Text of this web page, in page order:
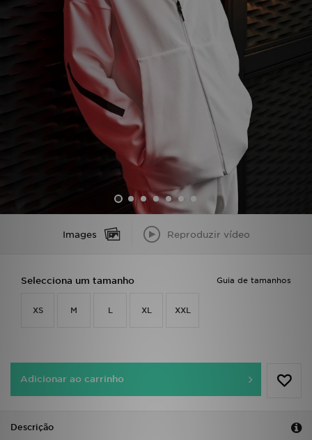
Images Reproduzir vídeo
Guia de tamanhos
Selecciona um tamanho
XS M L XL XXL
Adicionar ao carrinho
Descrição
LOCALIZADOR DE LOJAS
MENSAGENS
ESTADO DO TEU PEDIDO